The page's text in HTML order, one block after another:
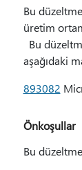
Bu
üretim
Bu
aşağıdaki
893082
Önkoşullar
Bu